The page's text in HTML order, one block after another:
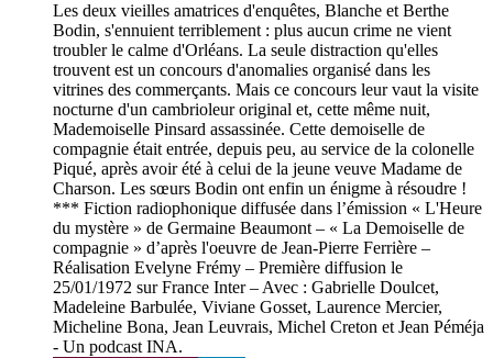
Les deux vieilles amatrices d'enquêtes, Blanche et Berthe
Bodin, s'ennuient terriblement : plus aucun crime ne vient
troubler le calme d'Orléans. La seule distraction qu'elles
trouvent est un concours d'anomalies organisé dans les
vitrines des commerçants. Mais ce concours leur vaut la visite
nocturne d'un cambrioleur original et, cette même nuit,
Mademoiselle Pinsard assassinée. Cette demoiselle de
compagnie était entrée, depuis peu, au service de la colonelle
Piqué, après avoir été à celui de la jeune veuve Madame de
Charson. Les sœurs Bodin ont enfin un énigme à résoudre !
*** Fiction radiophonique diffusée dans l’émission « L'Heure
du mystère » de Germaine Beaumont – « La Demoiselle de
compagnie » d’après l'oeuvre de Jean-Pierre Ferrière –
Réalisation Evelyne Frémy – Première diffusion le
25/01/1972 sur France Inter – Avec : Gabrielle Doulcet,
Madeleine Barbulée, Viviane Gosset, Laurence Mercier,
Micheline Bona, Jean Leuvrais, Michel Creton et Jean Péméja
- Un podcast INA.